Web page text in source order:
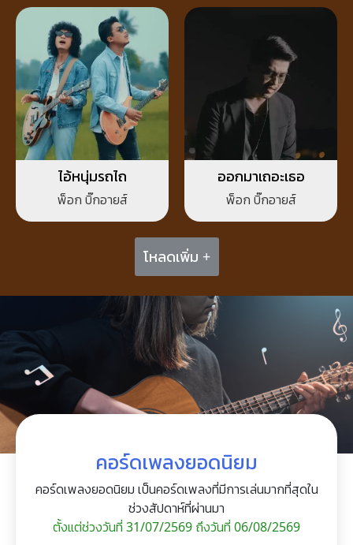
ไอ้หนุ่มรถไถ
พ็อก บิ๊กอายส์
ออกมาเถอะเธอ
พ็อก บิ๊กอายส์
โหลดเพิ่ม +
คอร์ดเพลงยอดนิยม
คอร์ดเพลงยอดนิยม เป็นคอร์ดเพลงที่มีการเล่นมากที่สุดใน
ช่วงสัปดาห์ที่ผ่านมา
ตั้งแต่ช่วงวันที่ 31/07/2569 ถึงวันที่ 06/08/2569